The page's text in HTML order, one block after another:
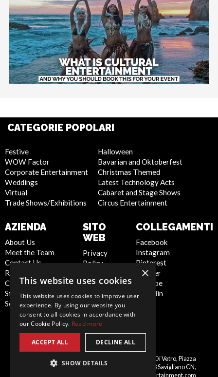
CATEGORIE POPOLARI
Festive
WOW Factor
Corporate Entertainment
Weddings
Virtual
Trade Shows/Exhibitions
Halloween
Bavarian and Oktoberfest
Christmas Themed
Latest Technology Acts
Cabaret and Stage Shows
Circus Entertainment
AZIENDA
About Us
Meet the Team
Contact Us
Report Abuse
Compliance
Statement -
Seafarers
SITO
WEB
Privacy
Policy
Policy
Artist Sign
Up
Terms and
Conditions
Sitemap
COLLEGAMENTI
Facebook
Instagram
Pinterest
Twitter
Youtube
Linkedin
Scarlett Entertainment Italy, Palazzo Di Vetro, Piazza
Schiaparelli, 10, 12038 Savigliano CN,
italy@scarlettentertainment.com
×
This website uses cookies
This website uses cookies to improve user
experience. By using our website you
consent to all cookies in accordance with
our Cookie Policy. Read more
ACCEPT ALL DECLINE ALL
SHOW DETAILS